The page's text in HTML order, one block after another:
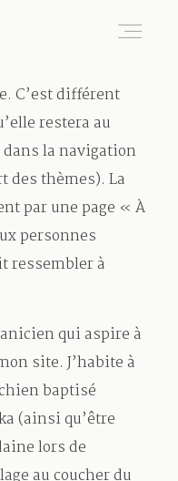
C’est différent
restera au
la navigation
des thèmes). La
par une page « À
personnes
ressembler à
qui aspire à
site. J’habite à
baptisé
(ainsi qu’être
lors de
regard